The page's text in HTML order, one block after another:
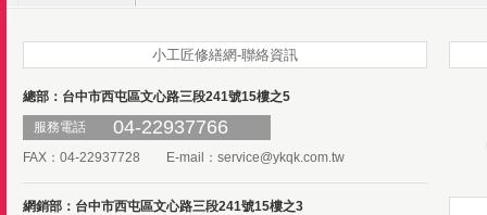
小工匠修繕網-聯絡資訊
總部：台中市西屯區文心路三段241號15樓之5
服務電話
04-22937766
FAX：04-22937728 E-mail： service@ykqk.com.tw
網銷部：台中市西屯區文心路三段241號15樓之3